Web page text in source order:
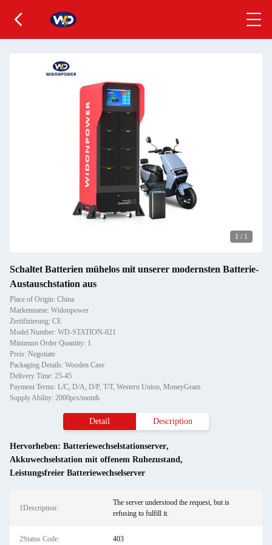
1 / 1
Schaltet Batterien mühelos mit unserer modernsten Batterie-
Austauschstation aus
Place of Origin: China
Markenname: Widonpower
Zertifizierung: CE
Model Number: WD-STATION-021
Minimum Order Quantity: 1
Preis: Negotiate
Packaging Details: Wooden Case
Delivery Time: 25-45
Payment Terms: L/C, D/A, D/P, T/T, Western Union, MoneyGram
Supply Ability: 2000pcs/month
Detail Description
Hervorheben: Batteriewechselstationserver,
Akkuwechselstation mit offenem Ruhezustand,
Leistungsfreier Batteriewechselserver
1Description:
The server understood the request, but is
refusing to fulfill it.
2Status Code: 403